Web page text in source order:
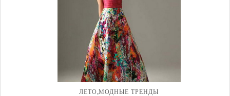
ЛЕТО,МОДНЫЕ ТРЕНДЫ